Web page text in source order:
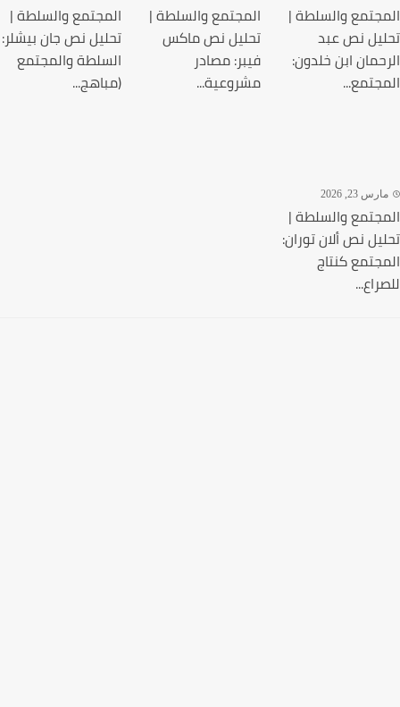
والسلطة |
نص عبد
ابن خلدون:
المجتمع والسلطة |
تحليل نص ماكس
فيبر: مصادر
مشروعية...
المجتمع والسلطة |
تحليل نص جان بيشلر:
السلطة والمجتمع
(مباهج...
23, 2026
والسلطة |
نص ألان توران:
كنتاج